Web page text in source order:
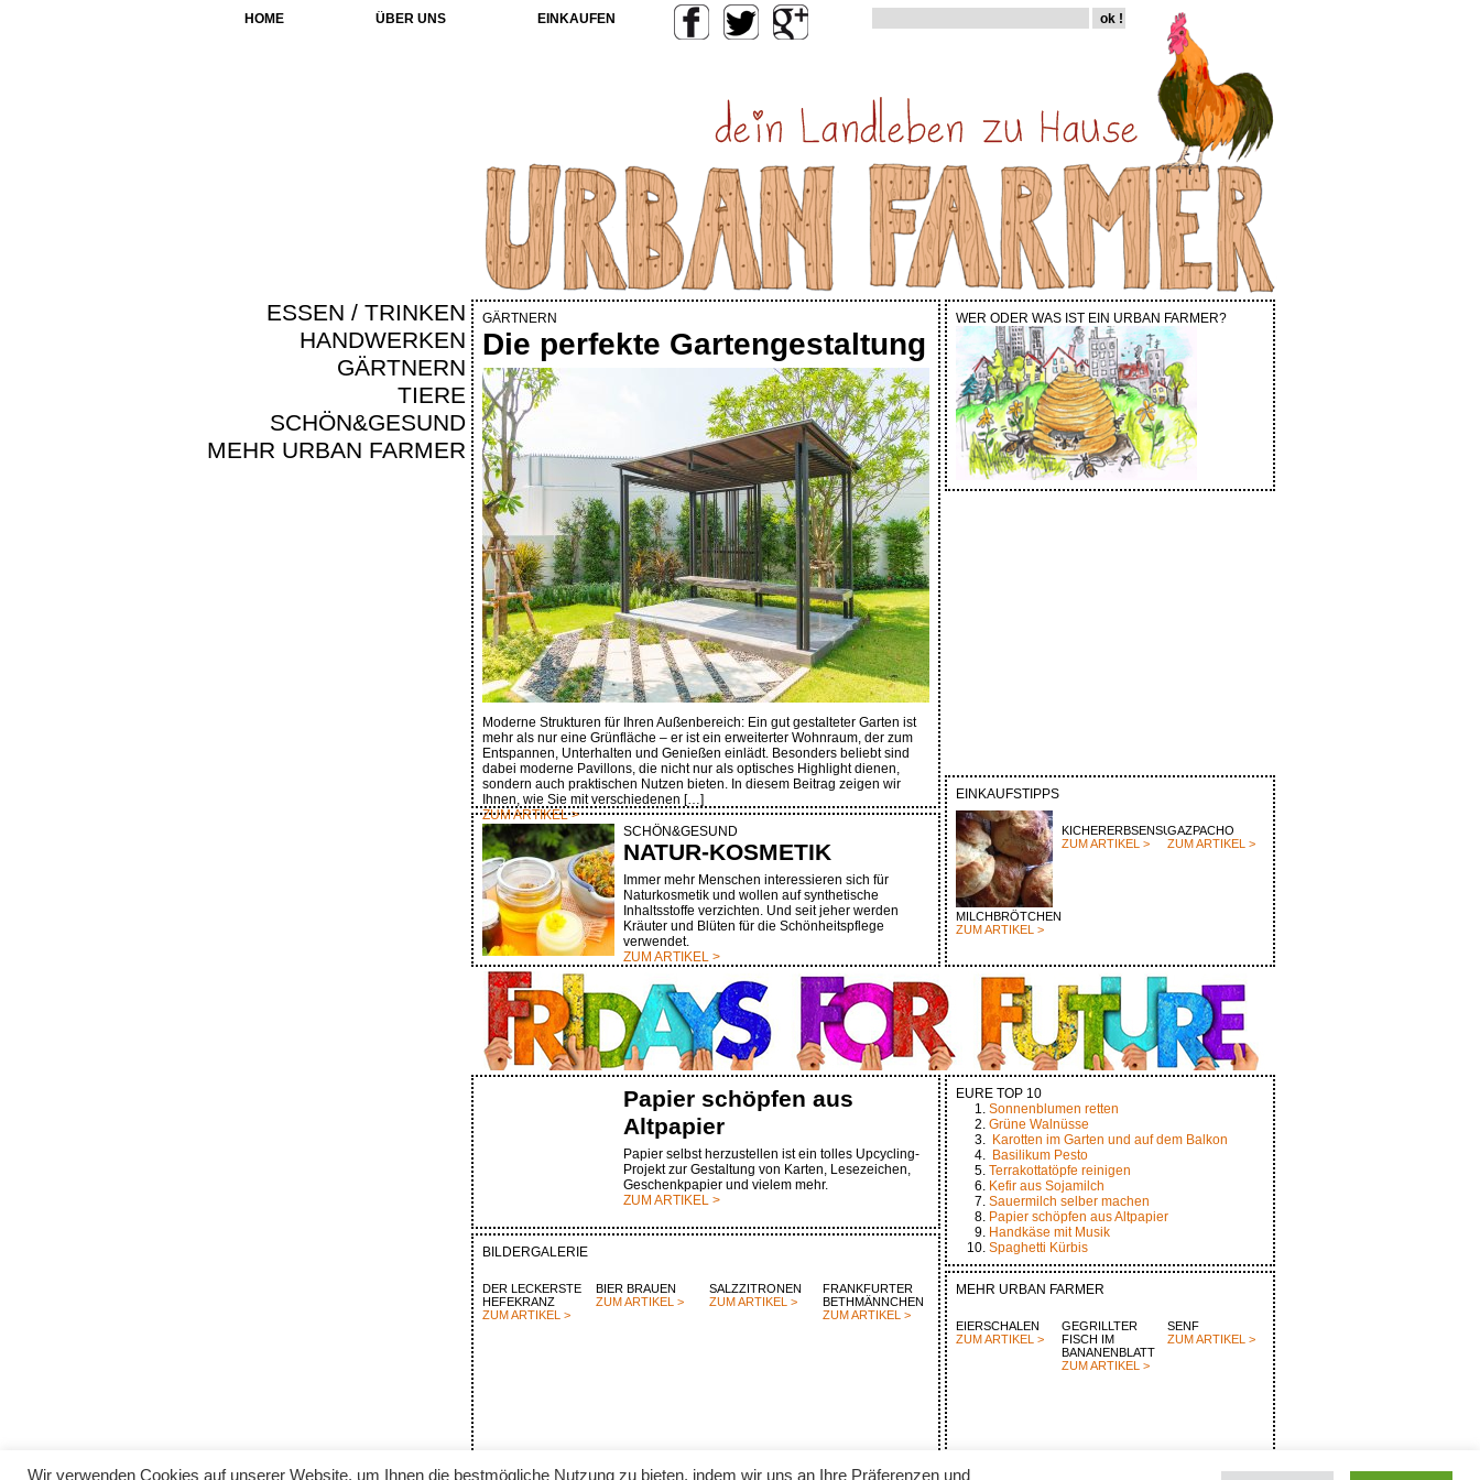
HOME ÜBER UNS EINKAUFEN
ESSEN / TRINKEN
HANDWERKEN
GÄRTNERN
TIERE
SCHÖN&GESUND
MEHR URBAN FARMER
WER ODER WAS IST EIN URBAN FARMER?
EINKAUFSTIPPS
MILCHBRÖTCHEN
ZUM ARTIKEL >
KICHERERBSENSUPPE
ZUM ARTIKEL >
GAZPACHO
ZUM ARTIKEL >
EURE TOP 10
Sonnenblumen retten
Grüne Walnüsse
Karotten im Garten und auf dem Balkon
Basilikum Pesto
Terrakottatöpfe reinigen
Kefir aus Sojamilch
Sauermilch selber machen
Papier schöpfen aus Altpapier
Handkäse mit Musik
Spaghetti Kürbis
MEHR URBAN FARMER
EIERSCHALEN
ZUM ARTIKEL >
GEGRILLTER
FISCH IM
BANANENBLATT
ZUM ARTIKEL >
SENF
ZUM ARTIKEL >
GÄRTNERN
Die perfekte Gartengestaltung
Moderne Strukturen für Ihren Außenbereich: Ein gut gestalteter Garten ist
mehr als nur eine Grünfläche – er ist ein erweiterter Wohnraum, der zum
Entspannen, Unterhalten und Genießen einlädt. Besonders beliebt sind
dabei moderne Pavillons, die nicht nur als optisches Highlight dienen,
sondern auch praktischen Nutzen bieten. In diesem Beitrag zeigen wir
Ihnen, wie Sie mit verschiedenen […]
ZUM ARTIKEL >
SCHÖN&GESUND
NATUR-KOSMETIK
Immer mehr Menschen interessieren sich für
Naturkosmetik und wollen auf synthetische
Inhaltsstoffe verzichten. Und seit jeher werden
Kräuter und Blüten für die Schönheitspflege
verwendet.
ZUM ARTIKEL >
Papier schöpfen aus
Altpapier
Papier selbst herzustellen ist ein tolles Upcycling-
Projekt zur Gestaltung von Karten, Lesezeichen,
Geschenkpapier und vielem mehr.
ZUM ARTIKEL >
BILDERGALERIE
DER LECKERSTE
HEFEKRANZ
ZUM ARTIKEL >
BIER BRAUEN
ZUM ARTIKEL >
SALZZITRONEN
ZUM ARTIKEL >
FRANKFURTER
BETHMÄNNCHEN
ZUM ARTIKEL >
Wir verwenden Cookies auf unserer Website, um Ihnen die bestmögliche Nutzung zu bieten, indem wir uns an Ihre Präferenzen und